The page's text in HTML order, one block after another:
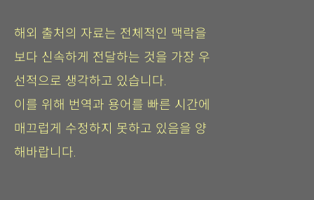
해외 출처의 자료는 전체적인 맥락을
보다 신속하게 전달하는 것을 가장 우
선적으로 생각하고 있습니다.
이를 위해 번역과 용어를 빠른 시간에
매끄럽게 수정하지 못하고 있음을 양
해바랍니다.